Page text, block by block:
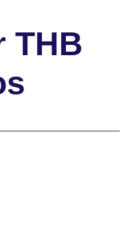
THB